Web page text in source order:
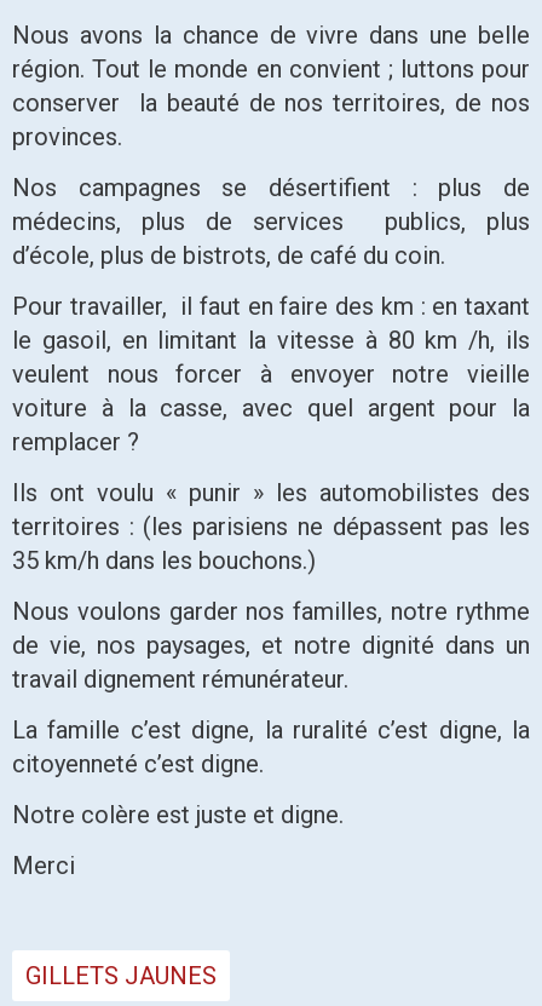
Nous avons la chance de vivre dans une belle
région. Tout le monde en convient ; luttons pour
conserver la beauté de nos territoires, de nos
provinces.
Nos campagnes se désertifient : plus de
médecins, plus de services publics, plus
d’école, plus de bistrots, de café du coin.
Pour travailler, il faut en faire des km : en taxant
le gasoil, en limitant la vitesse à 80 km /h, ils
veulent nous forcer à envoyer notre vieille
voiture à la casse, avec quel argent pour la
remplacer ?
Ils ont voulu « punir » les automobilistes des
territoires : (les parisiens ne dépassent pas les
35 km/h dans les bouchons.)
Nous voulons garder nos familles, notre rythme
de vie, nos paysages, et notre dignité dans un
travail dignement rémunérateur.
La famille c’est digne, la ruralité c’est digne, la
citoyenneté c’est digne.
Notre colère est juste et digne.
Merci
GILLETS JAUNES